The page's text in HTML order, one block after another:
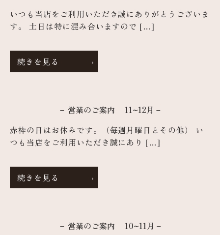
いつも当店をご利用いただき誠にありがとうございま
す。 土日は特に混み合いますので […]
続きを見る
－ 営業のご案内 11~12月－
赤枠の日はお休みです。（毎週月曜日とその他） い
つも当店をご利用いただき誠にあり […]
続きを見る
－ 営業のご案内 10~11月－